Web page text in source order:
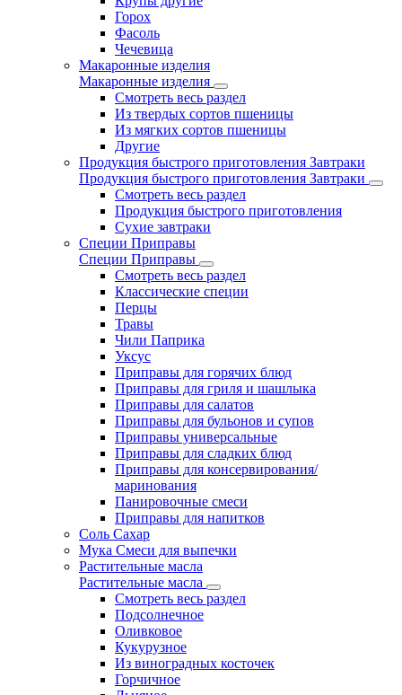
Горох
Фасоль
Чечевица
Макаронные изделия
Макаронные изделия
Смотреть весь раздел
Из твердых сортов пшеницы
Из мягких сортов пшеницы
Другие
Продукция быстрого приготовления Завтраки
Продукция быстрого приготовления Завтраки
Смотреть весь раздел
Продукция быстрого приготовления
Сухие завтраки
Специи Приправы
Специи Приправы
Смотреть весь раздел
Классические специи
Перцы
Травы
Чили Паприка
Уксус
Приправы для горячих блюд
Приправы для гриля и шашлыка
Приправы для салатов
Приправы для бульонов и супов
Приправы универсальные
Приправы для сладких блюд
Приправы для консервирования/
маринования
Панировочные смеси
Приправы для напитков
Соль Сахар
Мука Смеси для выпечки
Растительные масла
Растительные масла
Смотреть весь раздел
Подсолнечное
Оливковое
Кукурузное
Из виноградных косточек
Горчичное